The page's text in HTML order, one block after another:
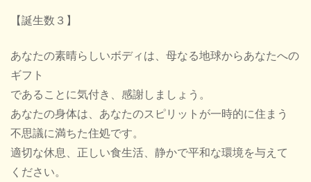
【誕生数３】
あなたの素晴らしいボディは、母なる地球からあなたへの
ギフト
であることに気付き、感謝しましょう。
あなたの身体は、あなたのスピリットが一時的に住まう
不思議に満ちた住処です。
適切な休息、正しい食生活、静かで平和な環境を与えて
ください。